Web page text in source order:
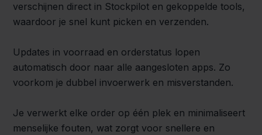
verschijnen direct in Stockpilot en gekoppelde tools,
waardoor je snel kunt picken en verzenden.
Updates in voorraad en orderstatus lopen
automatisch door naar alle aangesloten apps. Zo
voorkom je dubbel invoerwerk en misverstanden.
Je verwerkt elke order op één plek en minimaliseert
menselijke fouten, wat zorgt voor snellere en